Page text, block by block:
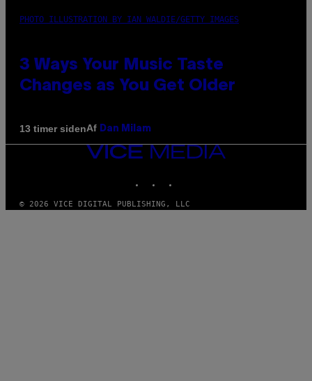
PHOTO ILLUSTRATION BY IAN WALDIE/GETTY IMAGES
3 Ways Your Music Taste
Changes as You Get Older
13 timer sidenAf Dan Milam
VICE
MEDIA
© 2026 VICE DIGITAL PUBLISHING, LLC